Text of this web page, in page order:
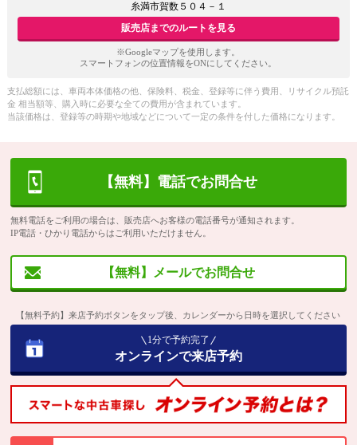
糸満市賀数５０４－１
販売店までのルートを見る
※Googleマップを使用します。
スマートフォンの位置情報をONにしてください。
支払総額には、車両本体価格の他、保険料、税金、登録等に伴う費用、リサイクル預託
金 相当額等、購入時に必要な全ての費用が含まれています。
当該価格は、登録等の時期や地域などについて一定の条件を付した価格になります。
【無料】電話でお問合せ
無料電話をご利用の場合は、販売店へお客様の電話番号が通知されます。
IP電話・ひかり電話からはご利用いただけません。
【無料】メールでお問合せ
【無料予約】来店予約ボタンをタップ後、カレンダーから日時を選択してください
1分で予約完了
オンラインで来店予約